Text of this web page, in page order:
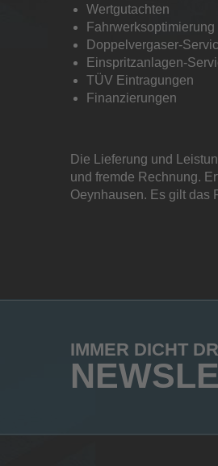
Wertgutachten
Fahrwerksoptimierung
Doppelvergaser-
Einspritzanlagen-
TÜV Eintragungen
Finanzierungen
Die Lieferung und
und fremde Rechnung.
Oeynhausen. Es gilt das
IMMER DICHT